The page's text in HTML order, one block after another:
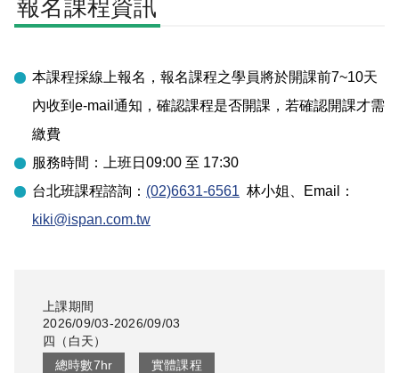
報名課程資訊
本課程採線上報名，報名課程之學員將於開課前7~10天
內收到e-mail通知，確認課程是否開課，若確認開課才需
繳費
服務時間：上班日09:00 至 17:30
台北班課程諮詢： (02)6631-6561 林小姐
、Email：
kiki@ispan.com.tw
上課期間
2026/09/03-2026/09/03
四 （ 白天）
總時數7hr 實體課程